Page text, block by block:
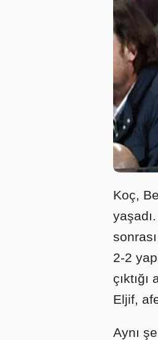
Koç,
2-2
Eljif,
Aynı